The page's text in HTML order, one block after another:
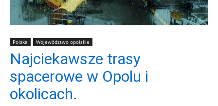
Polska Województwo opolskie
Najciekawsze trasy
spacerowe w Opolu i
okolicach.